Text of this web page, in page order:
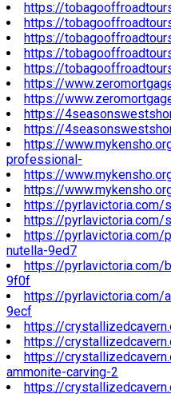
https://
https://
https://
https://
https://
https://
https://
https://
https://
https://
professional-
https://
https://
https://
https://
https://
nutella-9ed7
https://pyrlavictoria.com/
9f0f
https://pyrlavictoria.com/
9ecf
https://
https://
https://
ammonite-carving-2
https://